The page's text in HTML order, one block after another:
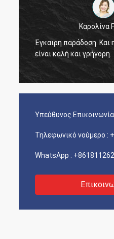
Καρολίνα
Έγκαιρη παράδοση. Και
είναι καλή και γρήγορη.
Υπεύθυνος
Τηλεφωνικό νούμερο :
WhatsApp :